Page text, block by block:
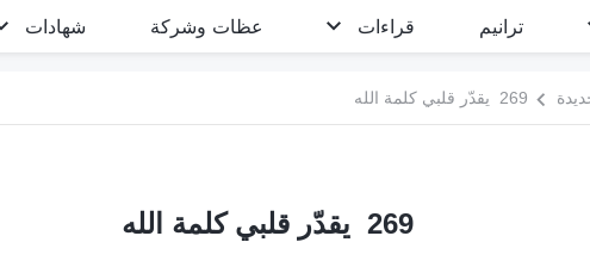
ترانيم قراءات عظات وشركة شهادات
269 يقدّر قلبي كلمة الله
269 يقدّر قلبي كلمة الله